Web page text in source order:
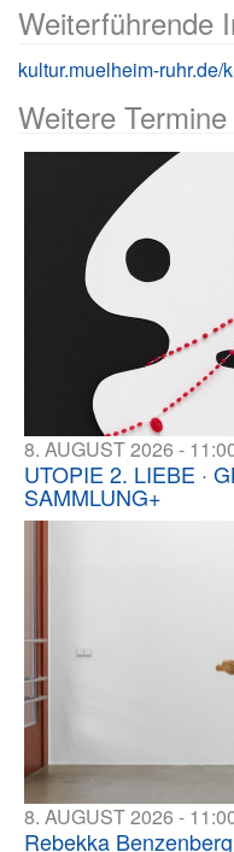
Weiterführende
kultur.muelheim-ruhr.de/
Weitere
8. AUGUST 2026 -
UTOPIE 2. LIEBE ·
SAMMLUNG+
8. AUGUST 2026 -
Rebekka Benzenberg